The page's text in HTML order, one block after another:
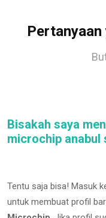
Pertanyaan
Bisakah saya
microchip anabul
Tentu saja bisa! Masuk
untuk membuat profil